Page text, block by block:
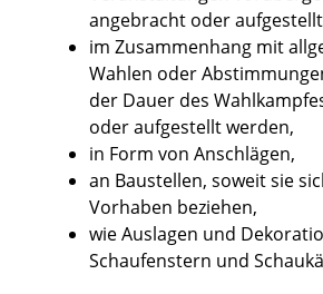
angebracht oder
im Zusammenhang mit
Wahlen oder
der Dauer des
oder aufgestellt werden,
in Form von Anschlägen,
an Baustellen, soweit sie
Vorhaben beziehen,
wie Auslagen und
Schaufenstern und